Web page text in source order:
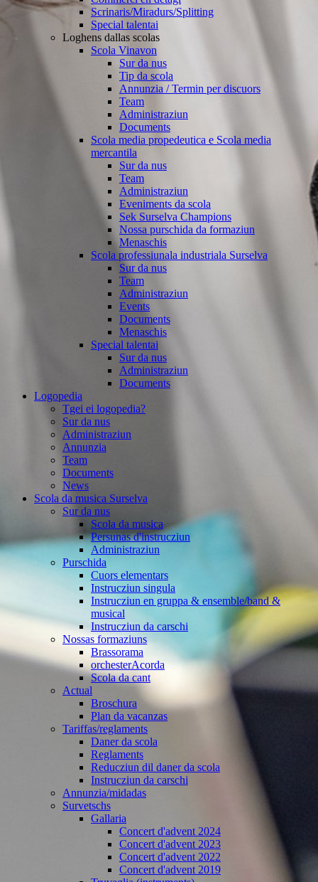
Scrinaris/Miradurs/Splitting
Special talentai
Loghens dallas scolas
Scola Vinavon
Sur da nus
Tip da scola
Annunzia / Termin per discuors
Team
Administraziun
Documents
Scola media propedeutica e Scola media
mercantila
Sur da nus
Team
Administraziun
Eveniments da scola
Sek Surselva Champions
Nossa purschida da formaziun
Menaschis
Scola professiunala industriala Surselva
Sur da nus
Team
Administraziun
Events
Documents
Menaschis
Special talentai
Sur da nus
Administraziun
Documents
Logopedia
Tgei ei logopedia?
Sur da nus
Administraziun
Annunzia
Team
Documents
News
Scola da musica Surselva
Sur da nus
Scola da musica
Persunas d'instrucziun
Administraziun
Purschida
Cuors elementars
Instrucziun singula
Instrucziun en gruppa & ensemble/band &
musical
Instrucziun da carschi
Nossas formaziuns
Brassorama
orchesterAcorda
Scola da cant
Actual
Broschura
Plan da vacanzas
Tariffas/reglaments
Daner da scola
Reglaments
Reducziun dil daner da scola
Instrucziun da carschi
Annunzia/midadas
Survetschs
Gallaria
Concert d'advent 2024
Concert d'advent 2023
Concert d'advent 2022
Concert d'advent 2019